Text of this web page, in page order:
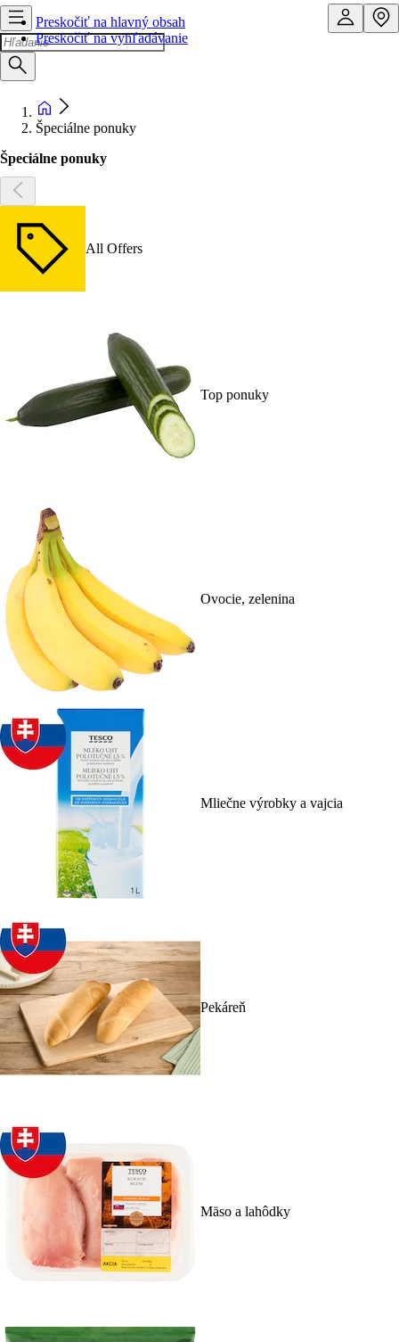
Preskočiť na hlavný obsah
Preskočiť na vyhľadávanie
Špeciálne ponuky
Špeciálne ponuky
All Offers
Top ponuky
Ovocie, zelenina
Mliečne výrobky a vajcia
Pekáreň
Mäso a lahôdky